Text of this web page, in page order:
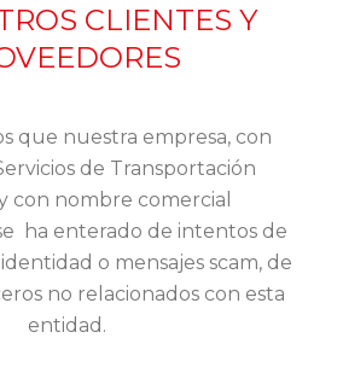
CLIENTES Y
que nuestra empresa, con
de Transportación
con nombre comercial
ha enterado de intentos de
o mensajes scam, de
no relacionados con esta
entidad.